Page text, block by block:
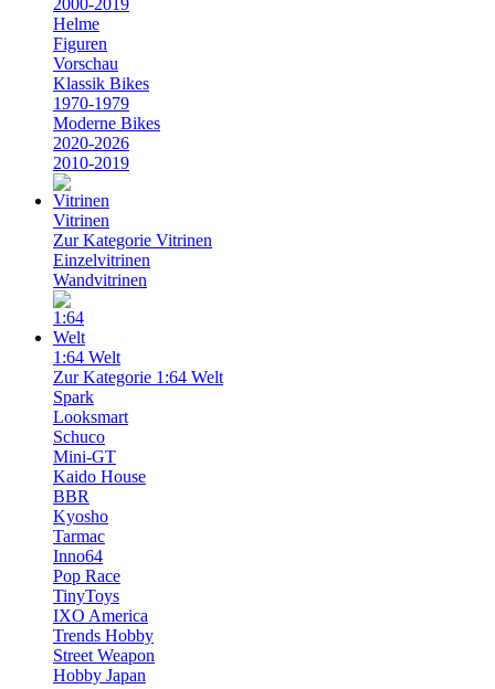
2000-2019
Helme
Figuren
Vorschau
Klassik Bikes
1970-1979
Moderne Bikes
2020-2026
2010-2019
Vitrinen
Zur Kategorie Vitrinen
Einzelvitrinen
Wandvitrinen
1:64 Welt
Zur Kategorie 1:64 Welt
Spark
Looksmart
Schuco
Mini-GT
Kaido House
BBR
Kyosho
Tarmac
Inno64
Pop Race
TinyToys
IXO America
Trends Hobby
Street Weapon
Hobby Japan